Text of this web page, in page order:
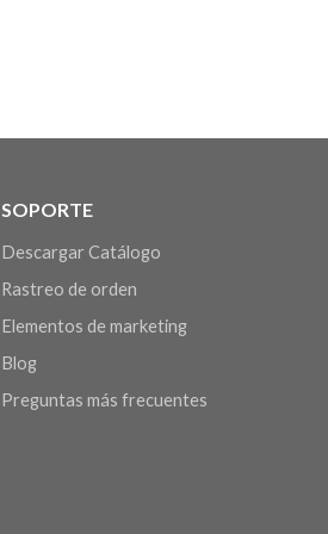
SOPORTE
Descargar Catálogo
Rastreo de orden
Elementos de marketing
Blog
Preguntas más frecuentes